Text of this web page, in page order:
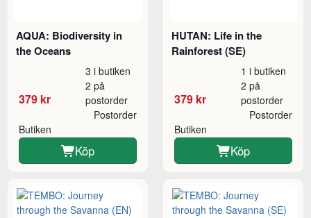
AQUA: Biodiversity in
the Oceans
379 kr
3 i butiken
2 på
postorder
Butiken
Postorder
Köp
HUTAN: Life in the
Rainforest (SE)
379 kr
1 i butiken
2 på
postorder
Butiken
Postorder
Köp